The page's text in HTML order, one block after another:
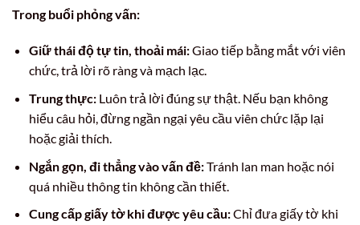
Trong buổi phỏng vấn:
Giữ thái độ tự tin, thoải mái:Giao tiếp bằng mắt với viên
chức, trả lời rõ ràng và mạch lạc.
Trung thực:Luôn trả lời đúng sự thật. Nếu bạn không
hiểu câu hỏi, đừng ngần ngại yêu cầu viên chức lặp lại
hoặc giải thích.
Ngắn gọn, đi thẳng vào vấn đề:Tránh lan man hoặc nói
quá nhiều thông tin không cần thiết.
Cung cấp giấy tờ khi được yêu cầu:Chỉ đưa giấy tờ khi